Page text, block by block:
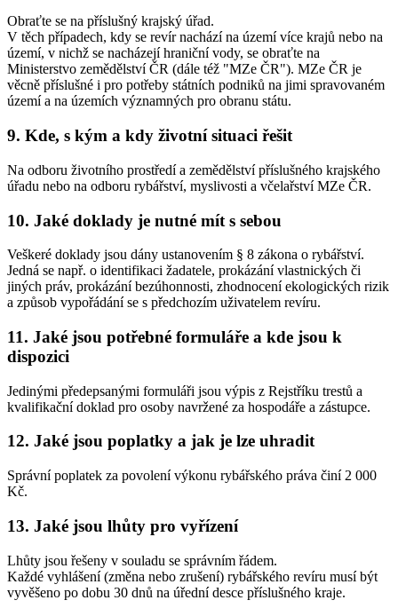
Obraťte se na příslušný krajský úřad.
V těch případech, kdy se revír nachází na území více krajů nebo na
území, v nichž se nacházejí hraniční vody, se obraťte na
Ministerstvo zemědělství ČR (dále též "MZe ČR"). MZe ČR je
věcně příslušné i pro potřeby státních podniků na jimi spravovaném
území a na územích významných pro obranu státu.
9. Kde, s kým a kdy životní situaci řešit
Na odboru životního prostředí a zemědělství příslušného krajského
úřadu nebo na odboru rybářství, myslivosti a včelařství MZe ČR.
10. Jaké doklady je nutné mít s sebou
Veškeré doklady jsou dány ustanovením § 8 zákona o rybářství.
Jedná se např. o identifikaci žadatele, prokázání vlastnických či
jiných práv, prokázání bezúhonnosti, zhodnocení ekologických rizik
a způsob vypořádání se s předchozím uživatelem revíru.
11. Jaké jsou potřebné formuláře a kde jsou k
dispozici
Jedinými předepsanými formuláři jsou výpis z Rejstříku trestů a
kvalifikační doklad pro osoby navržené za hospodáře a zástupce.
12. Jaké jsou poplatky a jak je lze uhradit
Správní poplatek za povolení výkonu rybářského práva činí 2 000
Kč.
13. Jaké jsou lhůty pro vyřízení
Lhůty jsou řešeny v souladu se správním řádem.
Každé vyhlášení (změna nebo zrušení) rybářského revíru musí být
vyvěšeno po dobu 30 dnů na úřední desce příslušného kraje.